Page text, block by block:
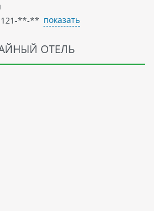
121-**-** показать
ОТЕЛЬ